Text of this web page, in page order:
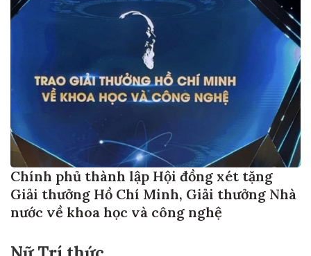
Chính phủ thành lập Hội đồng xét tặng
Giải thưởng Hồ Chí Minh, Giải thưởng Nhà
nước về khoa học và công nghệ